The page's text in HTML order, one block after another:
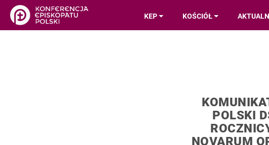
KEP KOŚCIÓŁ
POLSKI
NOVARUM